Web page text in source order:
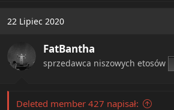
22 Lipiec 2020
FatBantha
sprzedawca niszowych etosów
Deleted member 427 napisał: